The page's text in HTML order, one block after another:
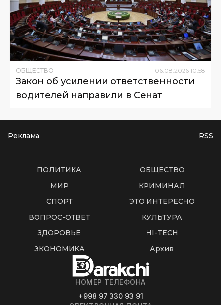
ОБЩЕСТВО 06 08 2026 10:58
Закон об усилении ответственности
водителей направили в Сенат
Реклама RSS
ПОЛИТИКА
ОБЩЕСТВО
МИР
КРИМИНАЛ
СПОРТ
ЭТО ИНТЕРЕСНО
ВОПРОС-ОТВЕТ
КУЛЬТУРА
ЗДОРОВЬЕ
HI-TECH
ЭКОНОМИКА
Архив
НОМЕР ТЕЛЕФОНА
+998 97 330 93 91